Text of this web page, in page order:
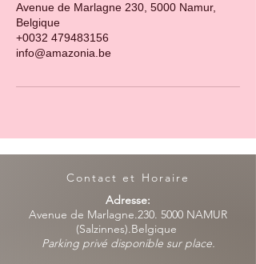
Avenue de Marlagne 230, 5000 Namur,
Belgique
+0032 479483156
info@amazonia.be
Contact et Horaire
Adresse:
Avenue de Marlagne.230. 5000 NAMUR
(Salzinnes).Belgique
Parking privé disponible sur place.